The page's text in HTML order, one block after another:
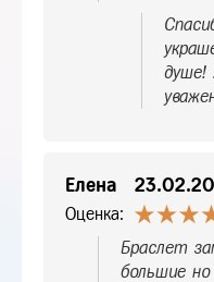
душе!
Елена
Оценка:
Браслет
большие